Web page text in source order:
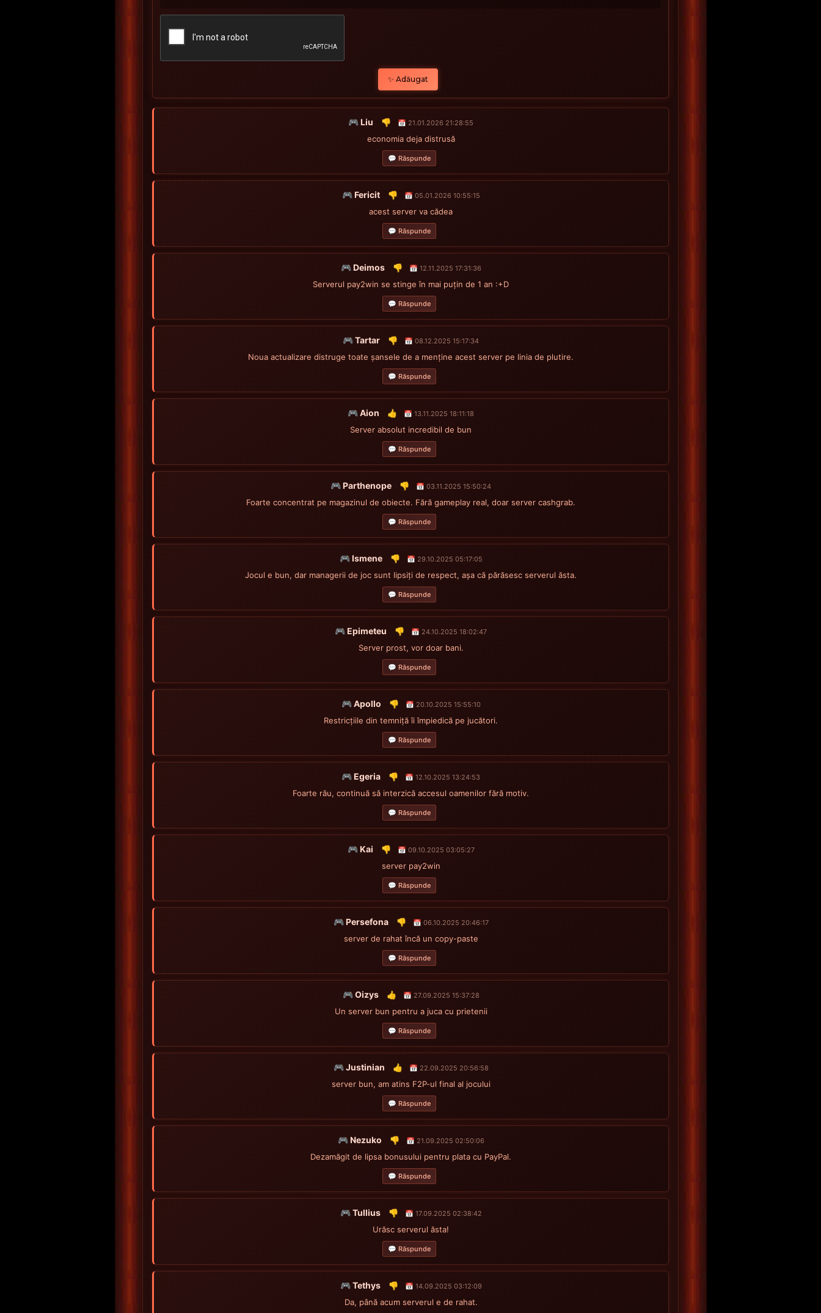
✨ Adăugat
🎮 Liu 👎 📅 21.01.2026 21:28:55
economia deja distrusă
💬 Răspunde
🎮 Fericit 👎 📅 05.01.2026 10:55:15
acest server va cădea
💬 Răspunde
🎮 Deimos 👎 📅 12.11.2025 17:31:36
Serverul pay2win se stinge în mai puțin de 1 an :+D
💬 Răspunde
🎮 Tartar 👎 📅 08.12.2025 15:17:34
Noua actualizare distruge toate șansele de a menține acest server pe linia de plutire.
💬 Răspunde
🎮 Aion 👍 📅 13.11.2025 18:11:18
Server absolut incredibil de bun
💬 Răspunde
🎮 Parthenope 👎 📅 03.11.2025 15:50:24
Foarte concentrat pe magazinul de obiecte. Fără gameplay real, doar server cashgrab.
💬 Răspunde
🎮 Ismene 👎 📅 29.10.2025 05:17:05
Jocul e bun, dar managerii de joc sunt lipsiți de respect, așa că părăsesc serverul ăsta.
💬 Răspunde
🎮 Epimeteu 👎 📅 24.10.2025 18:02:47
Server prost, vor doar bani.
💬 Răspunde
🎮 Apollo 👎 📅 20.10.2025 15:55:10
Restricțiile din temniță îi împiedică pe jucători.
💬 Răspunde
🎮 Egeria 👎 📅 12.10.2025 13:24:53
Foarte rău, continuă să interzică accesul oamenilor fără motiv.
💬 Răspunde
🎮 Kai 👎 📅 09.10.2025 03:05:27
server pay2win
💬 Răspunde
🎮 Persefona 👎 📅 06.10.2025 20:46:17
server de rahat încă un copy-paste
💬 Răspunde
🎮 Oizys 👍 📅 27.09.2025 15:37:28
Un server bun pentru a juca cu prietenii
💬 Răspunde
🎮 Justinian 👍 📅 22.09.2025 20:56:58
server bun, am atins F2P-ul final al jocului
💬 Răspunde
🎮 Nezuko 👎 📅 21.09.2025 02:50:06
Dezamăgit de lipsa bonusului pentru plata cu PayPal.
💬 Răspunde
🎮 Tullius 👎 📅 17.09.2025 02:38:42
Urăsc serverul ăsta!
💬 Răspunde
🎮 Tethys 👎 📅 14.09.2025 03:12:09
Da, până acum serverul e de rahat.